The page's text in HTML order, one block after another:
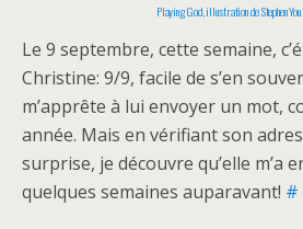
Playing God, illustration de Stephen
Le 9 septembre, cette semaine,
Christine: 9/9, facile de s’en
m’apprête à lui envoyer un mot,
année. Mais en vérifiant son
surprise, je découvre qu’elle m’a
quelques semaines auparavant! #